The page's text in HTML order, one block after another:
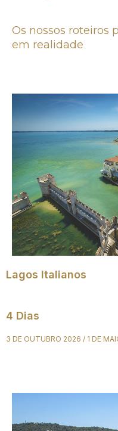
Os nossos roteiros
em realidade
Lagos Italianos
4 Dias
3 DE OUTUBRO 2026 / 1 DE